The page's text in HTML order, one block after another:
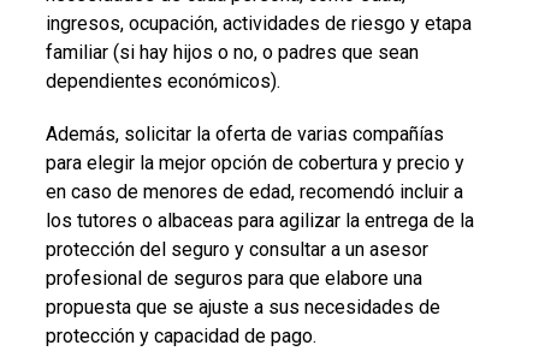
ingresos, ocupación, actividades de riesgo y etapa
familiar (si hay hijos o no, o padres que sean
dependientes económicos).
Además, solicitar la oferta de varias compañías
para elegir la mejor opción de cobertura y precio y
en caso de menores de edad, recomendó incluir a
los tutores o albaceas para agilizar la entrega de la
protección del seguro y consultar a un asesor
profesional de seguros para que elabore una
propuesta que se ajuste a sus necesidades de
protección y capacidad de pago.